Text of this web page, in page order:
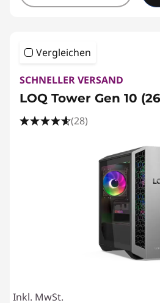
Vergleichen
SCHNELLER VERSAND
LOQ Tower Gen 10
(28)
Inkl. MwSt.